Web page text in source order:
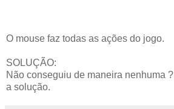
O mouse faz todas as ações do jogo.
SOLUÇÃO:
Não conseguiu de maneira nenhuma ?
a solução.